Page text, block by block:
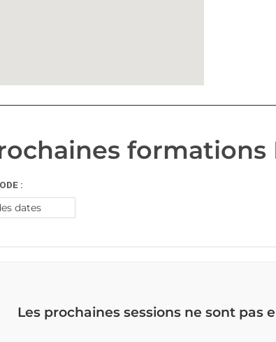
formations
:
Les prochaines sessions ne sont pas